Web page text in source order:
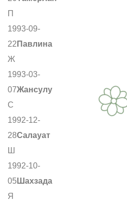
П
1993-09-
22 Павлина
Ж
1993-03-
07Жансулу
С
1992-12-
28Салауат
Ш
1992-10-
05 Шахзада
Я